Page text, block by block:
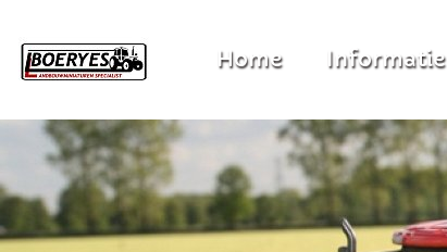
Home Informatie